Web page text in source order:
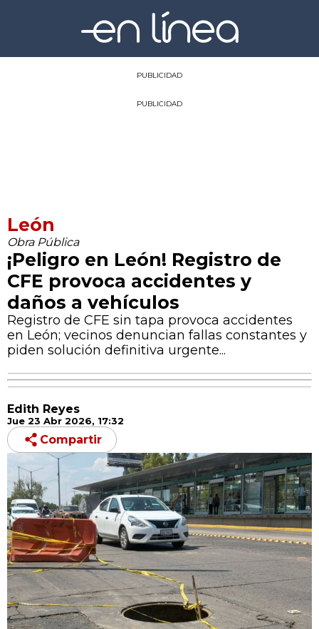
PUBLICIDAD
PUBLICIDAD
León
Obra Pública
¡Peligro en León! Registro de
CFE provoca accidentes y
daños a vehículos
Registro de CFE sin tapa provoca accidentes
en León; vecinos denuncian fallas constantes y
piden solución definitiva urgente...
Edith Reyes
Jue 23 Abr 2026, 17:32
Compartir